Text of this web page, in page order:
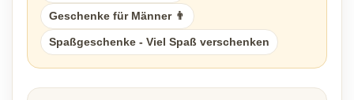
Geschenke für Männer 👨
Spaßgeschenke - Viel Spaß verschenken